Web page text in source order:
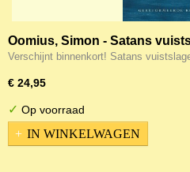
Oomius, Simon - Satans
Verschijnt binnenkort! Satans
€ 24,95
✓ Op voorraad
IN WINKELWAGEN